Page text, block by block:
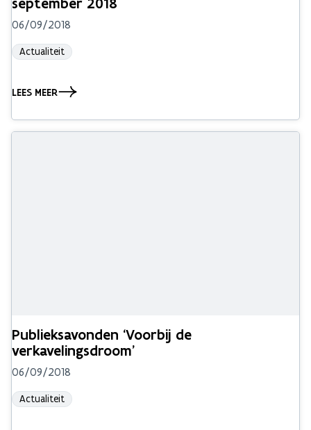
06/09/2018
Actualiteit
LEES MEER
Publieksavonden ‘Voorbij de
verkavelingsdroom’
06/09/2018
Actualiteit